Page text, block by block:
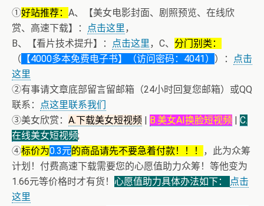
①好站推荐： A、【美女电影封面、剧照预览、在线欣
赏、高速下载】：
点击这里，
B、【看片技术提升】：
点击这里，C、 分门别类：
（ 【4000多本免费电子书】（访问密码：4041） ）：
点击
这里
②有事请文章底部留言留邮箱（24小时回复您邮箱）或QQ
联系：
点这里联系我们
③美女欣赏： A.下载美女短视频 | B.美女AI换脸短视频 | C.
在线美女短视频;
④标价为0.3元的商品请先不要急着付款！！！
，此为众筹
计划！付费高速下载需要您的心愿值助力众筹！等他变为
1.66元等价格时才有货！ 心愿值助力具体办法如下：
点击
这里